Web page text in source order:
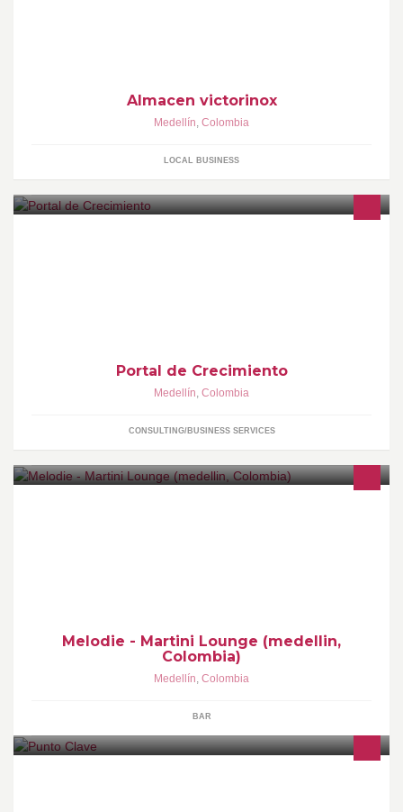
Almacen victorinox
Medellín, Colombia
LOCAL BUSINESS
Portal de Crecimiento
Medellín, Colombia
CONSULTING/BUSINESS SERVICES
Melodie - Martini Lounge (medellin,
Colombia)
Medellín, Colombia
BAR